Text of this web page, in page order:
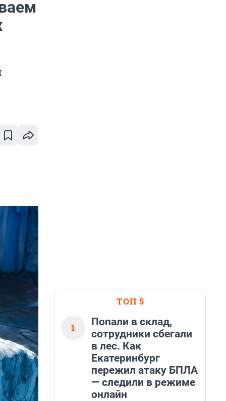
ТОП 5
1
Попали в склад,
сотрудники сбегали
в лес. Как
Екатеринбург
пережил атаку БПЛА
— следили в режиме
онлайн